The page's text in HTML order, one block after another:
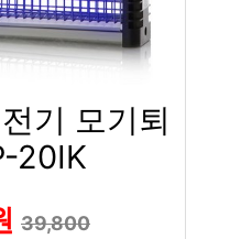
기 모기퇴
20IK
39,800